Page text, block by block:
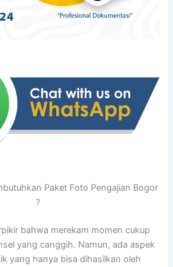
Paket Foto Pengajian Bogor
?
bahwa merekam momen cukup
yang canggih. Namun, ada aspek
yang hanya bisa dihasilkan oleh